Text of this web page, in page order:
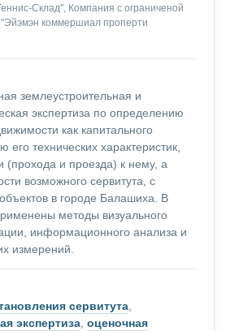
Склад", Компания с ограниченой
"Эйэмэн коммершиал проперти
землеустроительная и
экспертиза по определению
как капитального
технических характеристик,
(прохода и проезда) к нему, а
возможного сервитута, с
в городе Балашиха. В
методы визуального
информационного анализа и
измерений.
сервитута
экспертиза оценочная